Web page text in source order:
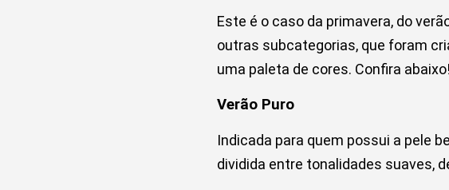
Este é o caso da primavera, do
outras subcategorias, que foram
uma paleta de cores. Confira abaixo!
Verão Puro
Indicada para quem possui a pele
dividida entre tonalidades suaves,